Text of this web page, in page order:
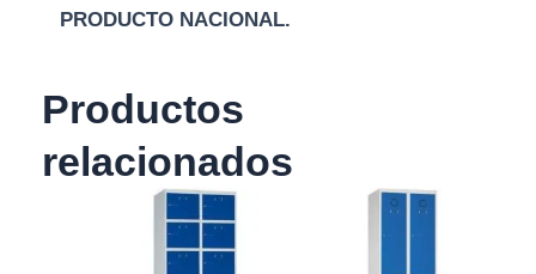
PRODUCTO NACIONAL.
Productos
relacionados